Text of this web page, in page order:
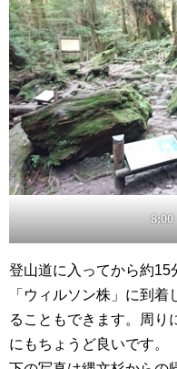
登山道に入ってから約15
「ウィルソン株」に到
ることもできます。周り
にもちょうど良いです。